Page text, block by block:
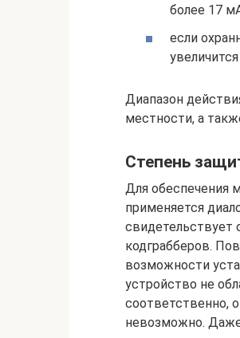
более 17
если
Диапазон
местности, а
Степень
Для обеспечения
применяется
свидетельствует
кодграбберов.
возможности
устройство не
соответственно,
невозможно.